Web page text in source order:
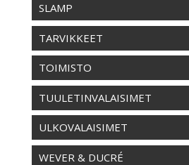
SLAMP
TARVIKKEET
TOIMISTO
TUULETINVALAISIMET
ULKOVALAISIMET
WEVER & DUCRÉ